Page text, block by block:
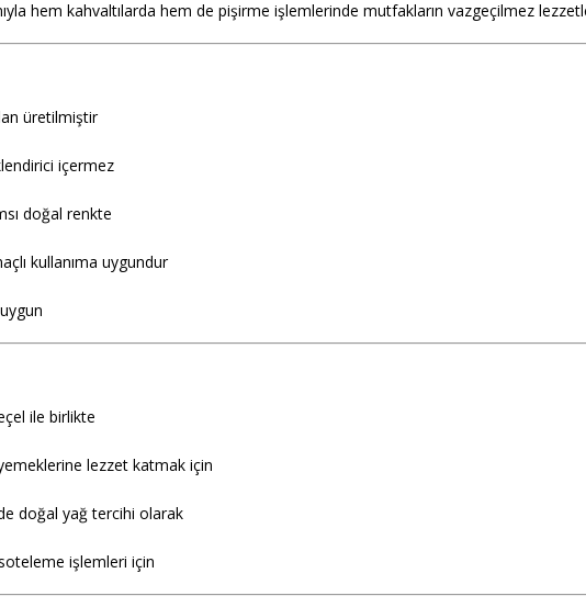
hem kahvaltılarda hem de pişirme işlemlerinde mutfakların vazgeçilmez
üretilmiştir
içermez
doğal renkte
kullanıma uygundur
ile birlikte
lezzet katmak için
doğal yağ tercihi olarak
işlemleri için